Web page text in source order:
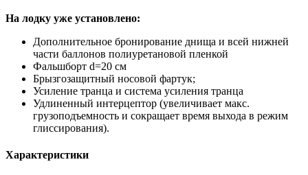
На лодку уже установлено:
Дополнительное бронирование днища и всей нижней
части баллонов полиуретановой пленкой
Фальшборт d=20 см
Брызгозащитный носовой фартук;
Усиление транца и система усиления транца
Удлиненный интерцептор (увеличивает макс.
грузоподъемность и сокращает время выхода в режим
глиссирования).
Характеристики